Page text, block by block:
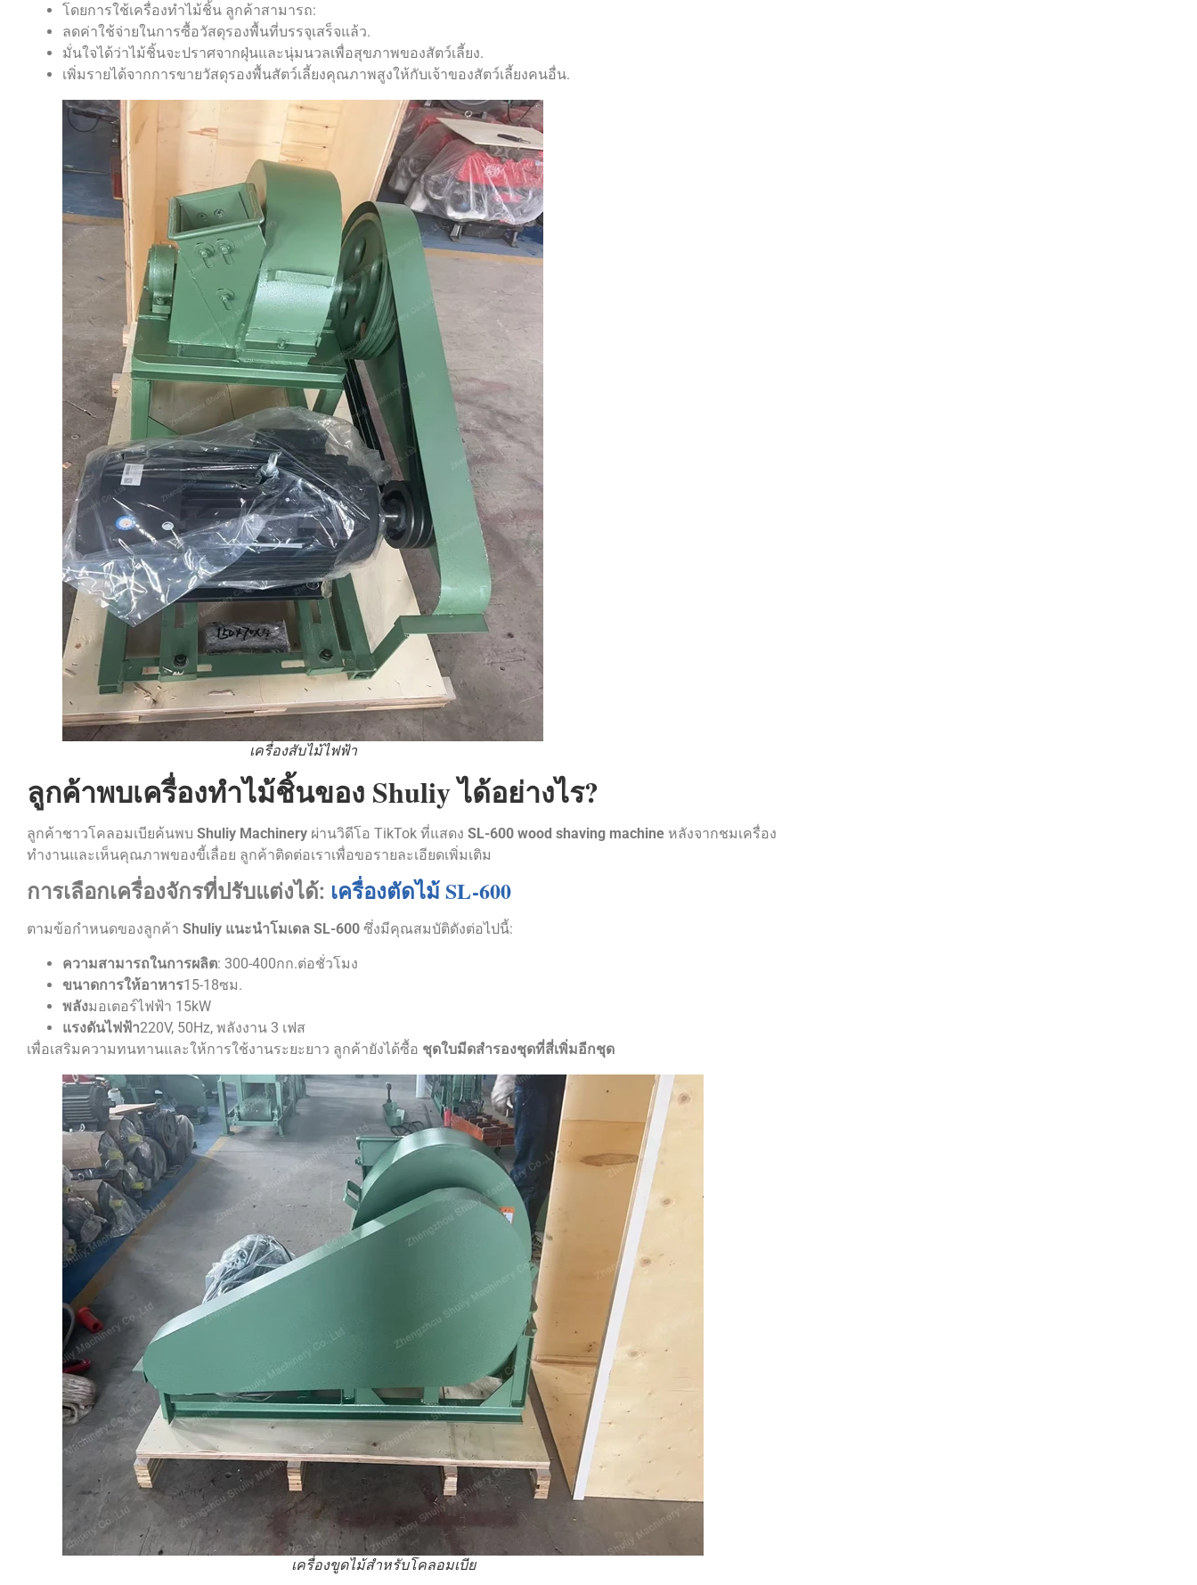
โดยการใช้เครื่องทำไม้ชิ้น ลูกค้าสามารถ:
ลดค่าใช้จ่ายในการซื้อวัสดุรองพื้นที่บรรจุเสร็จแล้ว.
มั่นใจได้ว่าไม้ชิ้นจะปราศจากฝุ่นและนุ่มนวลเพื่อสุขภาพของสัตว์เลี้ยง.
เพิ่มรายได้จากการขายวัสดุรองพื้นสัตว์เลี้ยงคุณภาพสูงให้กับเจ้าของสัตว์เลี้ยงคนอื่น.
เครื่องสับไม้ไฟฟ้า
ลูกค้าพบเครื่องทำไม้ชิ้นของ Shuliy ได้อย่างไร?
ลูกค้าชาวโคลอมเบียค้นพบ Shuliy Machinery ผ่านวิดีโอ TikTok ที่แสดง SL-600 wood shaving machine หลังจากชมเครื่อง
ทำงานและเห็นคุณภาพของขี้เลื่อย ลูกค้าติดต่อเราเพื่อขอรายละเอียดเพิ่มเติม
การเลือกเครื่องจักรที่ปรับแต่งได้: เครื่องตัดไม้ SL-600
ตามข้อกำหนดของลูกค้า Shuliy แนะนำโมเดล SL-600 ซึ่งมีคุณสมบัติดังต่อไปนี้:
ความสามารถในการผลิต: 300-400กก.ต่อชั่วโมง
ขนาดการให้อาหาร15-18ซม.
พลังมอเตอร์ไฟฟ้า 15kW
แรงดันไฟฟ้า220V, 50Hz, พลังงาน 3 เฟส
เพื่อเสริมความทนทานและให้การใช้งานระยะยาว ลูกค้ายังได้ซื้อ ชุดใบมีดสำรองชุดที่สี่เพิ่มอีกชุด
เครื่องขูดไม้สำหรับโคลอมเบีย